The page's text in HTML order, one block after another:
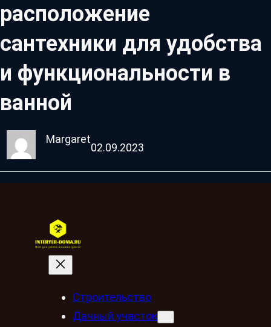
расположение
сантехники для удобства
и функциональности в
ванной
Margaret
02.09.2023
Строительство
Дачный участок